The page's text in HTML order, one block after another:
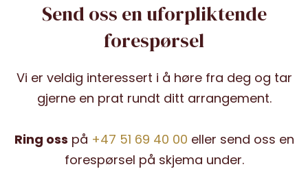
Send oss en uforpliktende
forespørsel
Vi er veldig interessert i å høre fra deg og tar
gjerne en prat rundt ditt arrangement.
Ring oss på +47 51 69 40 00 eller send oss en
forespørsel på skjema under.